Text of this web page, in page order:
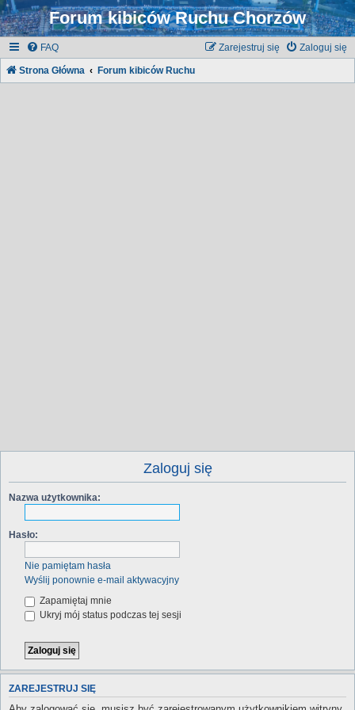
Forum kibiców Ruchu Chorzów
FAQ Zaloguj się
Zarejestruj się
Strona Główna Forum kibiców Ruchu
Zaloguj się
Nazwa użytkownika:
Hasło:
Nie pamiętam hasła
Wyślij ponownie e-mail aktywacyjny
Zapamiętaj mnie
Ukryj mój status podczas tej sesji
ZAREJESTRUJ SIĘ